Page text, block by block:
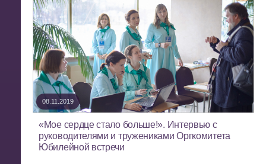
08.11.2019
«Мое сердце стало больше!». Интервью с
руководителями и тружениками Оргкомитета
Юбилейной встречи